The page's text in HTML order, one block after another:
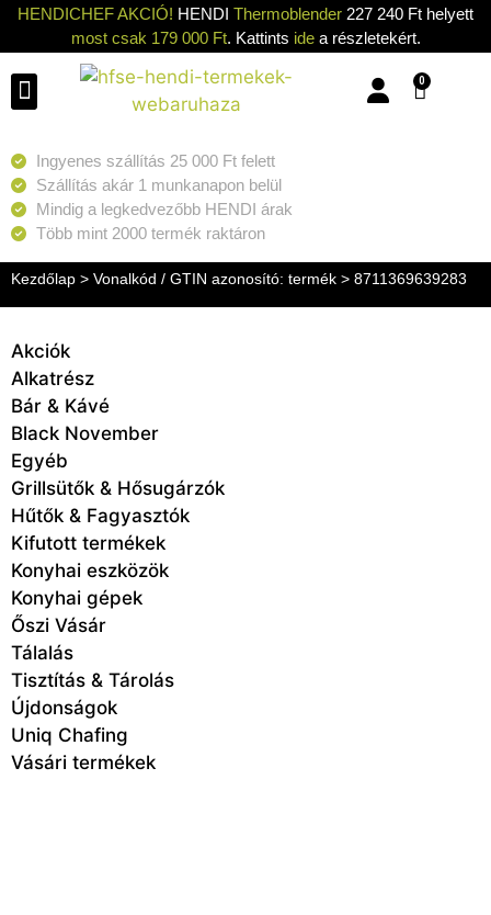
HENDICHEF AKCIÓ! HENDI Thermoblender 227 240 Ft helyett
most csak 179 000 Ft. Kattints idea részletekért.
0
Ingyenes szállítás 25 000 Ft felett
Szállítás akár 1 munkanapon belül
Mindig a legkedvezőbb HENDI árak
Több mint 2000 termék raktáron
Kezdőlap > Vonalkód / GTIN azonosító: termék > 8711369639283
Akciók
Alkatrész
Bár & Kávé
Black November
Egyéb
Grillsütők & Hősugárzók
Hűtők & Fagyasztók
Kifutott termékek
Konyhai eszközök
Konyhai gépek
Őszi Vásár
Tálalás
Tisztítás & Tárolás
Újdonságok
Uniq Chafing
Vásári termékek